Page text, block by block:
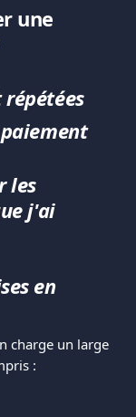
une
les
j'ai
en
charge un large
: